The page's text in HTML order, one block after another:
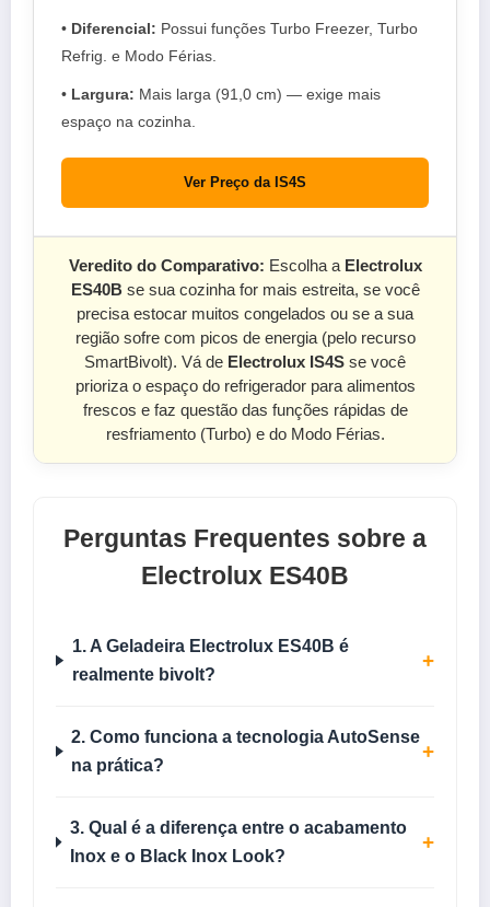
• Diferencial: Possui funções Turbo Freezer, Turbo
Refrig. e Modo Férias.
• Largura: Mais larga (91,0 cm) — exige mais
espaço na cozinha.
Ver Preço da IS4S
Veredito do Comparativo: Escolha a Electrolux
ES40Bse sua cozinha for mais estreita, se você
precisa estocar muitos congelados ou se a sua
região sofre com picos de energia (pelo recurso
SmartBivolt). Vá de Electrolux IS4S se você
prioriza o espaço do refrigerador para alimentos
frescos e faz questão das funções rápidas de
resfriamento (Turbo) e do Modo Férias.
Perguntas Frequentes sobre a
Electrolux ES40B
1. A Geladeira Electrolux ES40B é
realmente bivolt?
+
2. Como funciona a tecnologia AutoSense
na prática?
+
3. Qual é a diferença entre o acabamento
Inox e o Black Inox Look?
+